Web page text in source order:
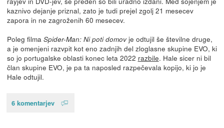
kaznivo dejanje priznal, zato je tudi prejel zgolj 21 mesecev
zapora in ne zagroženih 60 mesecev.
Poleg filma Spider-Man: Ni poti domovje odtujil še številne druge,
a je omenjeni razvpit kot eno zadnjih del zloglasne skupine EVO, ki
so jo portugalske oblasti konec leta 2022 razbile. Hale sicer ni bil
član skupine EVO, je pa ta naposled razpečevala kopijo, ki jo je
Hale odtujil.
6 komentarjev